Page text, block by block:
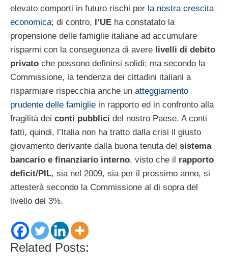
elevato comporti in futuro rischi per la nostra crescita
economica; di contro, l’UE ha constatato la
propensione delle famiglie italiane ad accumulare
risparmi con la conseguenza di avere livelli di debito
privato che possono definirsi solidi; ma secondo la
Commissione, la tendenza dei cittadini italiani a
risparmiare rispecchia anche un atteggiamento
prudente delle famiglie in rapporto ed in confronto alla
fragilità dei conti pubblici del nostro Paese. A conti
fatti, quindi, l’Italia non ha tratto dalla crisi il giusto
giovamento derivante dalla buona tenuta del sistema
bancario e finanziario interno, visto che il rapporto
deficit/PIL, sia nel 2009, sia per il prossimo anno, si
attesterà secondo la Commissione al di sopra del
livello del 3%.
Related Posts: